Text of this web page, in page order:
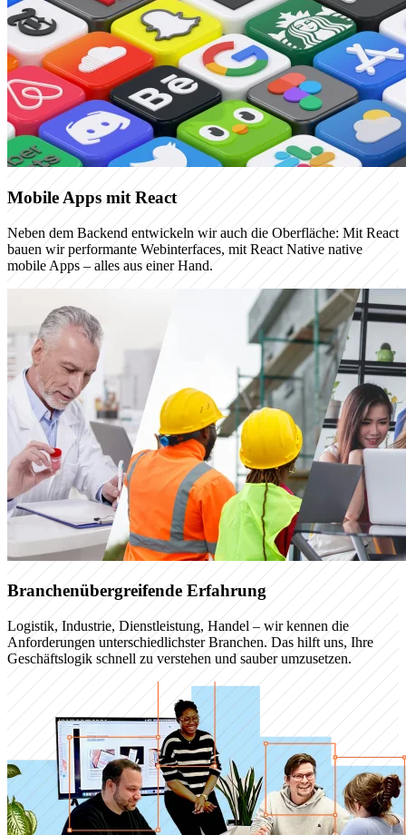
Mobile Apps mit React
Neben dem Backend entwickeln wir auch die Oberfläche: Mit React
bauen wir performante Webinterfaces, mit React Native native
mobile Apps – alles aus einer Hand.
Branchenübergreifende Erfahrung
Logistik, Industrie, Dienstleistung, Handel – wir kennen die
Anforderungen unterschiedlichster Branchen. Das hilft uns, Ihre
Geschäftslogik schnell zu verstehen und sauber umzusetzen.